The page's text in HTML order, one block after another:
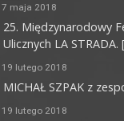
KINO
tel. +48
7 maja 2018
25. Międzynarodowy
Ulicznych LA STRADA.
19 lutego 2018
MICHAŁ SZPAK z
19 lutego 2018